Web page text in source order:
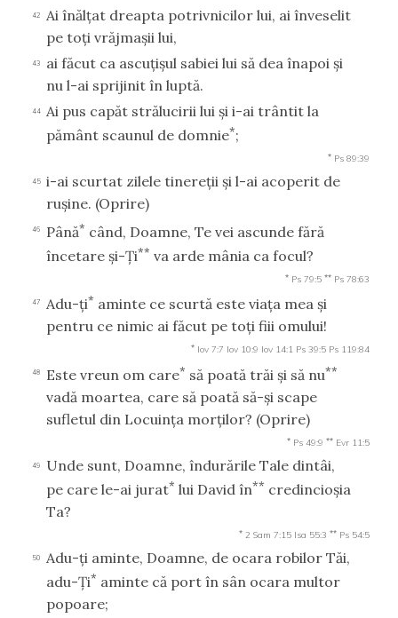
42
Ai înălţat dreapta potrivnicilor lui, ai înveselit
pe toţi vrăjmaşii lui,
43
ai făcut ca ascuţişul sabiei lui să dea înapoi şi
nu l-ai sprijinit în luptă.
44 Ai pus capăt strălucirii lui şi i-ai trântit la
pământ scaunul de domnie*;
* Ps 89:39
45 i-ai scurtat zilele tinereţii şi l-ai acoperit de
ruşine. (Oprire)
46 Până* când, Doamne, Te vei ascunde fără
încetare şi-Ţi** va arde mânia ca focul?
* Ps 79:5 ** Ps 78:63
47 Adu-ţi* aminte ce scurtă este viaţa mea şi
pentru ce nimic ai făcut pe toţi fiii omului!
* Iov 7:7 Iov 10:9 Iov 14:1 Ps 39:5 Ps 119:84
48 Este vreun om care* să poată trăi şi să nu**
vadă moartea, care să poată să-şi scape
sufletul din Locuinţa morţilor? (Oprire)
* Ps 49:9 ** Evr 11:5
49
Unde sunt, Doamne, îndurările Tale dintâi,
pe care le-ai jurat* lui David în** credincioşia
Ta?
* 2 Sam 7:15 Isa 55:3 ** Ps 54:5
50
Adu-ţi aminte, Doamne, de ocara robilor Tăi,
adu-Ţi* aminte că port în sân ocara multor
popoare;